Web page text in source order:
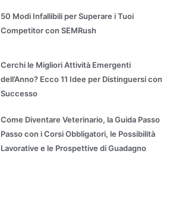
50 Modi Infallibili per Superare i Tuoi
Competitor con SEMRush
Cerchi le Migliori Attività Emergenti
dell’Anno? Ecco 11 Idee per Distinguersi con
Successo
Come Diventare Veterinario, la Guida Passo
Passo con i Corsi Obbligatori, le Possibilità
Lavorative e le Prospettive di Guadagno